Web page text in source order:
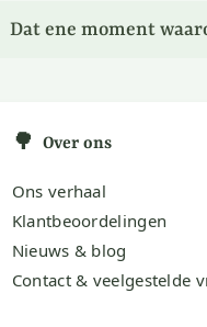
Dat ene moment
🌳 Over ons
Ons verhaal
Klantbeoordelingen
Nieuws & blog
Contact & veelgestelde